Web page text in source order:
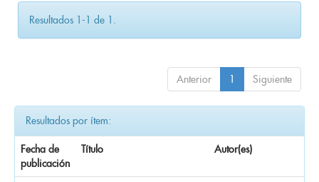
Resultados 1-1 de 1.
Anterior 1 Siguiente
Resultados por ítem:
Fecha de
publicación
Título Autor(es)